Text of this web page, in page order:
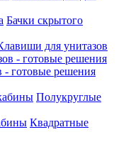
Бачки скрытого
для унитазов
- готовые решения
Полукруглые
Квадратные